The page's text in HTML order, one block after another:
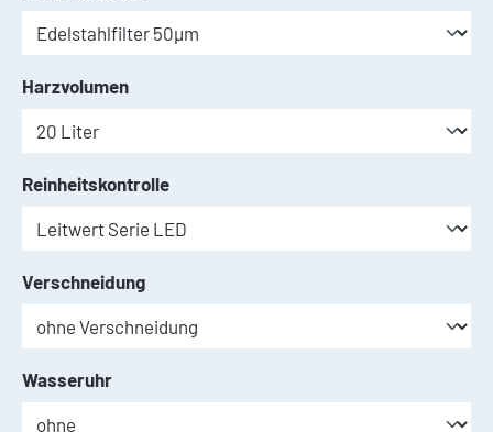
Harzvolumenauswählen
Reinheitskontrolleauswählen
Verschneidungauswählen
Wasseruhrauswählen